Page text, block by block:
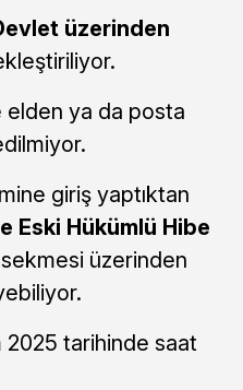
üzerinden
elden ya da posta
giriş yaptıktan
Eski Hükümlü Hibe
sekmesi üzerinden
2025 tarihinde saat